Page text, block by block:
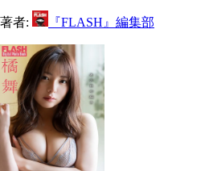
著者: 『FLASH』編集部